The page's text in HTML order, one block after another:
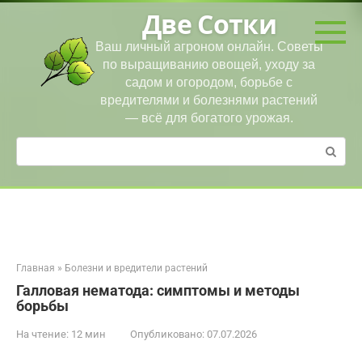
Перейти
Две Сотки
Ваш личный агроном онлайн. Советы
по выращиванию овощей, уходу за
садом и огородом, борьбе с
вредителями и болезнями растений
— всё для богатого урожая.
Поиск:
Главная » Болезни и вредители растений
Галловая нематода: симптомы и методы
борьбы
На чтение: 12 мин Опубликовано: 07.07.2026